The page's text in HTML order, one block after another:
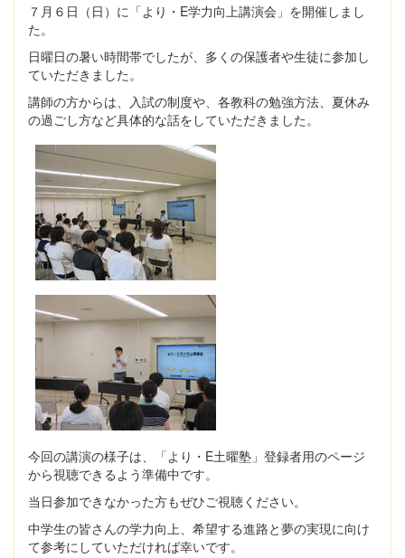
７月６日（日）に「より・E学力向上講演会」を開催しまし
た。
日曜日の暑い時間帯でしたが、多くの保護者や生徒に参加し
ていただきました。
講師の方からは、入試の制度や、各教科の勉強方法、夏休み
の過ごし方など具体的な話をしていただきました。
今回の講演の様子は、「より・E土曜塾」登録者用のページ
から視聴できるよう準備中です。
当日参加できなかった方もぜひご視聴ください。
中学生の皆さんの学力向上、希望する進路と夢の実現に向け
て参考にしていただければ幸いです。